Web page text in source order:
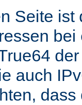
Seite ist
auch